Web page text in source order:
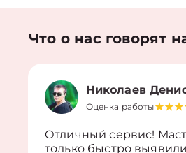
Что о нас говорят
Николаев
Оценка работы
Отличный сервис!
только быстро